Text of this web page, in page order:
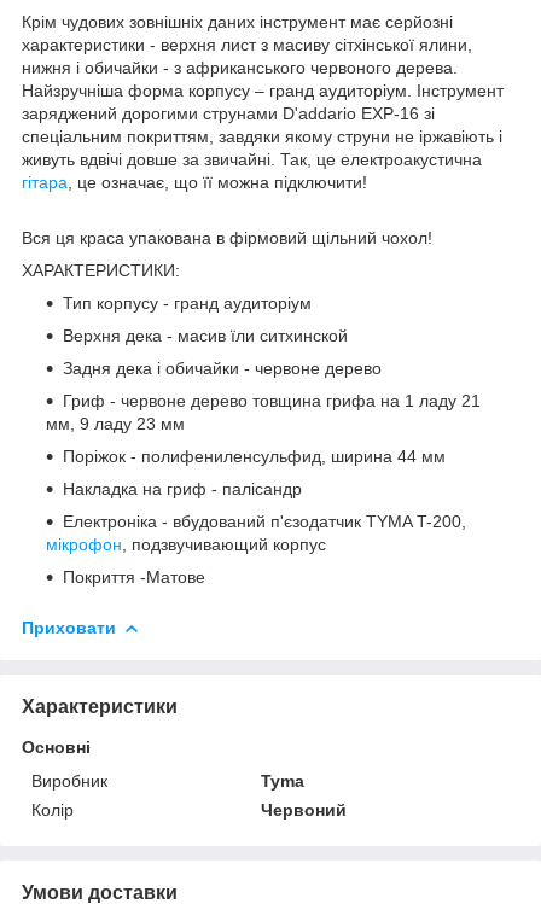
Крім чудових зовнішніх даних інструмент має серйозні
характеристики - верхня лист з масиву сітхінської ялини,
нижня і обичайки - з африканського червоного дерева.
Найзручніша форма корпусу – гранд аудиторіум. Інструмент
заряджений дорогими струнами D'addario EXP-16 зі
спеціальним покриттям, завдяки якому струни не іржавіють і
живуть вдвічі довше за звичайні. Так, це електроакустична
гітара , це означає, що її можна підключити!
Вся ця краса упакована в фірмовий щільний чохол!
ХАРАКТЕРИСТИКИ:
Тип корпусу - гранд аудиторіум
Верхня дека - масив їли ситхинской
Задня дека і обичайки - червоне дерево
Гриф - червоне дерево товщина грифа на 1 ладу 21
мм, 9 ладу 23 мм
Поріжок - полифениленсульфид, ширина 44 мм
Накладка на гриф - палісандр
Електроніка - вбудований п'єзодатчик TYMA T-200,
мікрофон , подзвучивающий корпус
Покриття -Матове
Приховати
Характеристики
Основні
Виробник
Tyma
Колір
Червоний
Умови доставки